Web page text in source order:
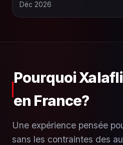
Déc 2026
Pourquoi
en France?
Une expérience pensée
sans les contraintes des